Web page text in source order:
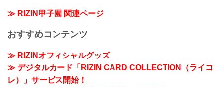
≫ RIZIN甲子園 関連ページ
おすすめコンテンツ
≫ RIZINオフィシャルグッズ
≫ デジタルカード「RIZIN CARD COLLECTION（ライコ
レ）」サービス開始！